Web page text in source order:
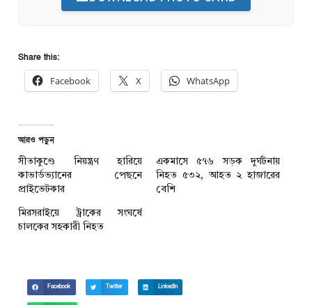
Share this:
Facebook X WhatsApp
আরও পড়ুন
সীতাকুণ্ডে নিয়ন্ত্রণ হারিয়ে
কাভার্ডভ্যানের পেছনে
প্রাইভেটকার
একমাসে ৫৭৬ সড়ক দুর্ঘটনায়
নিহত ৫৩২, আহত ২ হাজারের
বেশি
মিরসরাইয়ে ট্রাকের সংঘর্ষে
চালকের সহকারী নিহত
Facebook Twitter LinkedIn